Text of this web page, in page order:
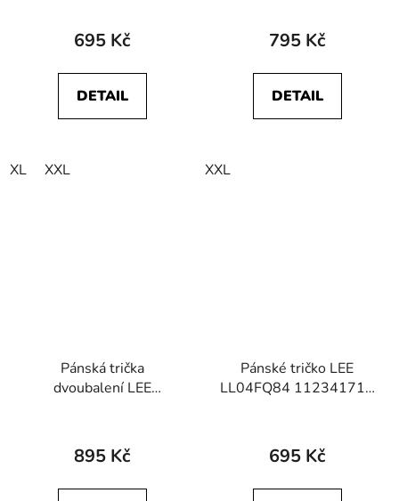
695 Kč
DETAIL
XL XXL
795 Kč
DETAIL
XXL
Pánská trička
dvoubalení LEE
PACK CREW Greymele
Navy
895 Kč
Pánské tričko LEE
LL04FQ84 112341710
695 Kč